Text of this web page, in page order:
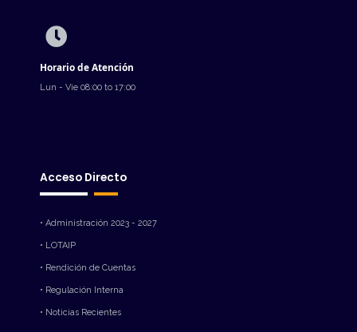
Horario de Atención
Lun - Vie 08:00 to 17:00
Acceso Directo
• Administración 2023 - 2027
• LOTAIP
• Rendición de Cuentas
• Regulación Interna
• Noticias Recientes